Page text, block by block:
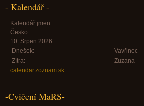
- Kalendář -
Kalendář jmen
Česko
10. Srpen 2026
Dnešek:
Vavřinec
Zítra:
Zuzana
calendar.zoznam.sk
-Cvičení MaRS-